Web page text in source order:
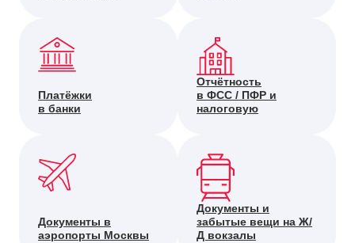
Платёжки
в банки
Отчётность
в ФСС / ПФР и
налоговую
Документы в
аэропорты Москвы
Документы и
забытые вещи на Ж/
Д вокзалы